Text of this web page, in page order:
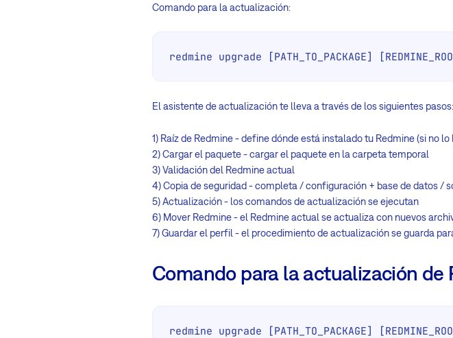
Comando para la actualización:
redmine upgrade [PATH_TO_PACKAGE]
El asistente de actualización te lleva a través de los siguientes pasos:
1) Raíz de Redmine - define dónde está instalado tu Redmine (si no
2) Cargar el paquete - cargar el paquete en la carpeta temporal
3) Validación del Redmine actual
4) Copia de seguridad - completa / configuración + base de datos /
5) Actualización - los comandos de actualización se ejecutan
6) Mover Redmine - el Redmine actual se actualiza con nuevos
7) Guardar el perfil - el procedimiento de actualización se guarda
Comando para la actualización de
redmine upgrade [PATH_TO_PACKAGE]